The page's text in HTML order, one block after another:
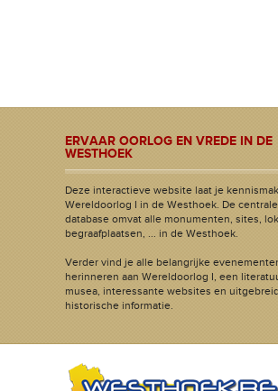
ERVAAR OORLOG EN VREDE IN DE
WESTHOEK
Deze interactieve website laat je
Wereldoorlog I in de Westhoek. De centrale
database omvat alle monumenten, sites,
begraafplaatsen, ... in de Westhoek.
Verder vind je alle belangrijke
herinneren aan Wereldoorlog I, een
musea, interessante websites en
historische informatie.